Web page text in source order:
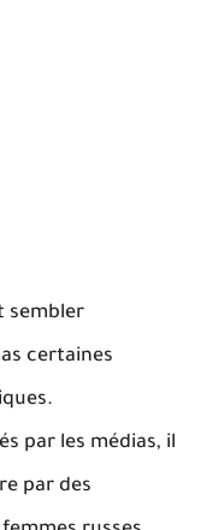
sembler
certaines
par les médias, il
par des